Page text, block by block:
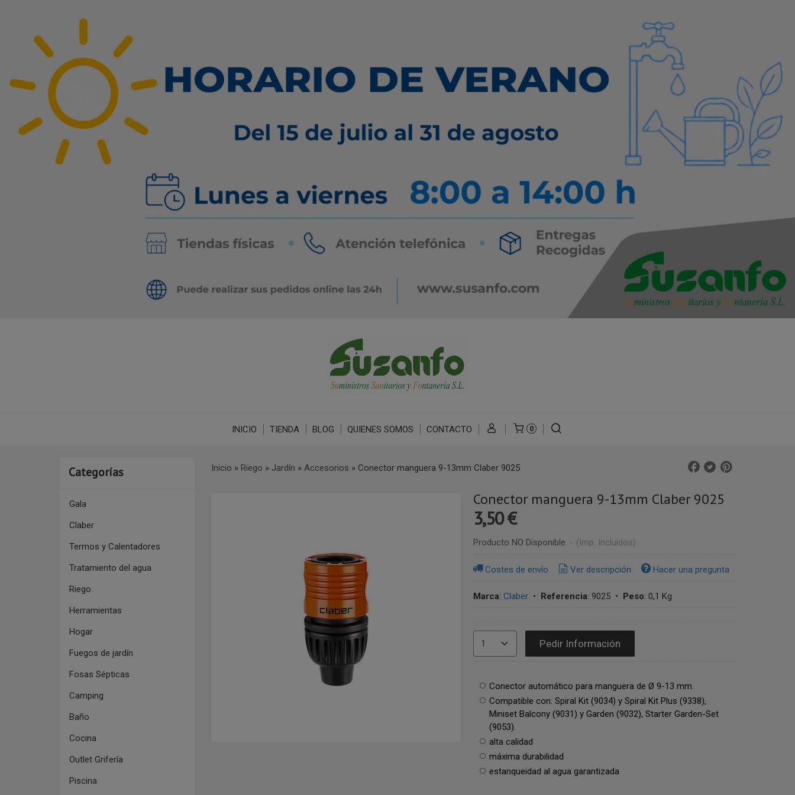
INICIO TIENDA BLOG QUIENES SOMOS CONTACTO 0
Categorías
Gala
Claber
Termos y Calentadores
Tratamiento del agua
Riego
Herramientas
Hogar
Fuegos de jardín
Fosas Sépticas
Camping
Baño
Cocina
Outlet Grifería
Piscina
Inicio » Riego » Jardín » Accesorios » Conector manguera 9-13mm Claber 9025
Conector manguera 9-13mm Claber 9025
3,50 €
Producto NO Disponible - (Imp. Incluidos)
Costes de envío Ver descripción Hacer una pregunta
Marca: Claber• Referencia: 9025• Peso: 0,1 Kg
Pedir Información
Conector automático para manguera de Ø 9-13 mm.
Compatible con: Spiral Kit (9034) y Spiral Kit Plus (9338),
Miniset Balcony (9031) y Garden (9032), Starter Garden-Set
(9053).
alta calidad
máxima durabilidad
estanqueidad al agua garantizada